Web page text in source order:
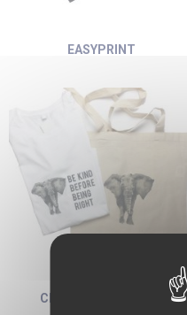
EASYPRINT
CLEARPRINT MATTE